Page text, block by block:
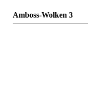
Amboss-Wolken 3